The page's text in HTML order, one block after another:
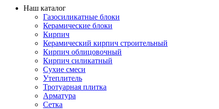
Наш каталог
Газосиликатные блоки
Керамические блоки
Кирпич
Керамический кирпич строительный
Кирпич облицовочный
Кирпич силикатный
Сухие смеси
Утеплитель
Тротуарная плитка
Арматура
Сетка